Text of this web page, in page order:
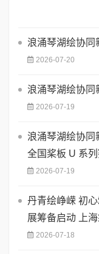
浪涌琴湖绘协同
2026-07-20
浪涌琴湖绘协同
2026-07-19
浪涌琴湖绘协
全国桨板 U 系
2026-07-19
丹青绘峥嵘 初
展筹备启动 上
2026-07-18